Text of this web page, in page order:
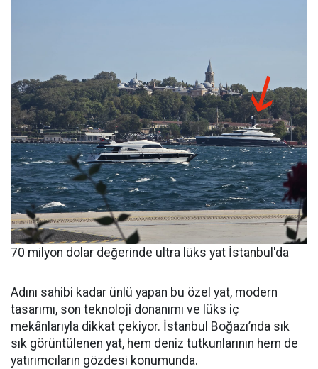
70 milyon dolar değerinde ultra lüks yat İstanbul'da
Adını sahibi kadar ünlü yapan bu özel yat, modern
tasarımı, son teknoloji donanımı ve lüks iç
mekânlarıyla dikkat çekiyor. İstanbul Boğazı’nda sık
sık görüntülenen yat, hem deniz tutkunlarının hem de
yatırımcıların gözdesi konumunda.